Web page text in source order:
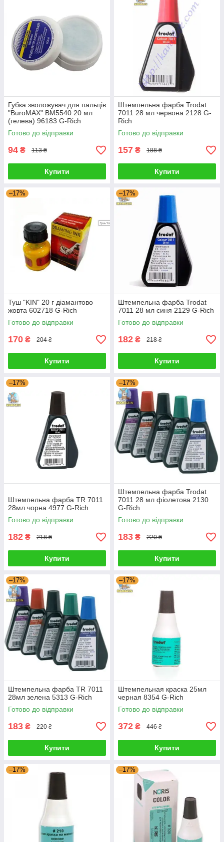
Губка зволожувач для пальців
"BuroMAX" BM5540 20 мл
(гелева) 96183 G-Rich
Готово до відправки
94 ₴ 113 ₴
Купити
Штемпельна фарба Trodat
7011 28 мл червона 2128 G-
Rich
Готово до відправки
157 ₴ 188 ₴
Купити
–17%
Туш "KIN" 20 г діамантово
жовта 602718 G-Rich
Готово до відправки
170 ₴ 204 ₴
Купити
–17%
Штемпельна фарба Trodat
7011 28 мл синя 2129 G-Rich
Готово до відправки
182 ₴ 218 ₴
Купити
–17%
Штемпельна фарба TR 7011
28мл чорна 4977 G-Rich
Готово до відправки
182 ₴ 218 ₴
Купити
–17%
Штемпельна фарба Trodat
7011 28 мл фіолетова 2130
G-Rich
Готово до відправки
183 ₴ 220 ₴
Купити
–17%
Штемпельна фарба TR 7011
28мл зелена 5313 G-Rich
Готово до відправки
183 ₴ 220 ₴
Купити
–17%
Штемпельная краска 25мл
черная 8354 G-Rich
Готово до відправки
372 ₴ 446 ₴
Купити
–17% –17%